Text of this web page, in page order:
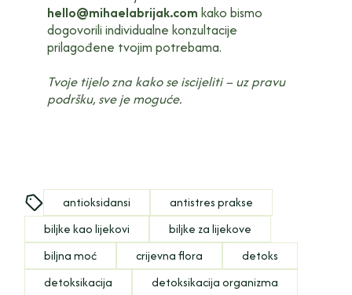
hello@mihaelabrijak.com kako bismo
dogovorili individualne konzultacije
prilagođene tvojim potrebama.
Tvoje tijelo zna kako se iscijeliti – uz pravu
podršku, sve je moguće.
antioksidansi
antistres prakse
biljke kao lijekovi
biljke za lijekove
biljna moć
crijevna flora
detoks
detoksikacija
detoksikacija organizma